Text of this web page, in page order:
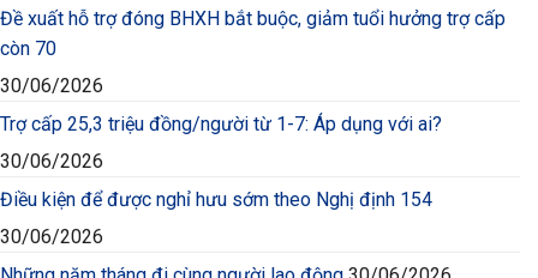
Đề xuất hỗ trợ đóng BHXH bắt buộc, giảm tuổi hưởng trợ cấp
còn 70
30/06/2026
Trợ cấp 25,3 triệu đồng/người từ 1-7: Áp dụng với ai?
30/06/2026
Điều kiện để được nghỉ hưu sớm theo Nghị định 154
30/06/2026